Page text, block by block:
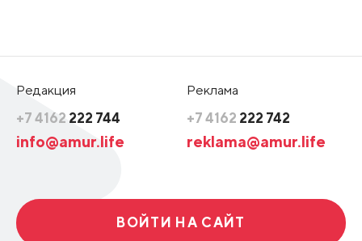
Редакция
+7 4162 222 744
info@amur.life
Реклама
+7 4162 222 742
reklama@amur.life
ВОЙТИ НА САЙТ